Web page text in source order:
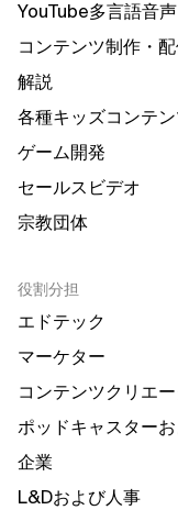
YouTube多言語音声
コンテンツ制作・
解説
各種キッズコンテ
ゲーム開発
セールスビデオ
宗教団体
役割分担
エドテック
マーケター
コンテンツクリエ
ポッドキャスター
企業
L&Dおよび人事